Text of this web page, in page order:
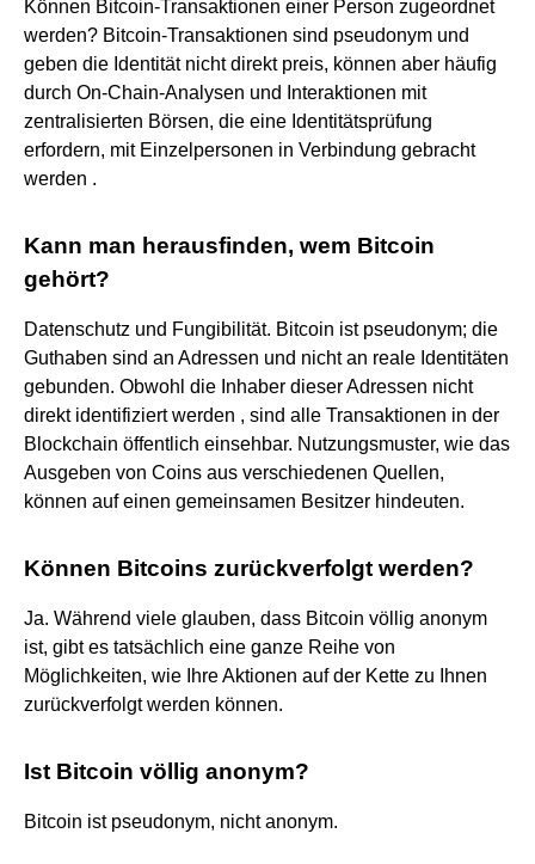
Können Bitcoin-Transaktionen einer Person zugeordnet
werden? Bitcoin-Transaktionen sind pseudonym und
geben die Identität nicht direkt preis, können aber häufig
durch On-Chain-Analysen und Interaktionen mit
zentralisierten Börsen, die eine Identitätsprüfung
erfordern, mit Einzelpersonen in Verbindung gebracht
werden .
Kann man herausfinden, wem Bitcoin
gehört?
Datenschutz und Fungibilität. Bitcoin ist pseudonym; die
Guthaben sind an Adressen und nicht an reale Identitäten
gebunden. Obwohl die Inhaber dieser Adressen nicht
direkt identifiziert werden , sind alle Transaktionen in der
Blockchain öffentlich einsehbar. Nutzungsmuster, wie das
Ausgeben von Coins aus verschiedenen Quellen,
können auf einen gemeinsamen Besitzer hindeuten.
Können Bitcoins zurückverfolgt werden?
Ja. Während viele glauben, dass Bitcoin völlig anonym
ist, gibt es tatsächlich eine ganze Reihe von
Möglichkeiten, wie Ihre Aktionen auf der Kette zu Ihnen
zurückverfolgt werden können.
Ist Bitcoin völlig anonym?
Bitcoin ist pseudonym, nicht anonym.